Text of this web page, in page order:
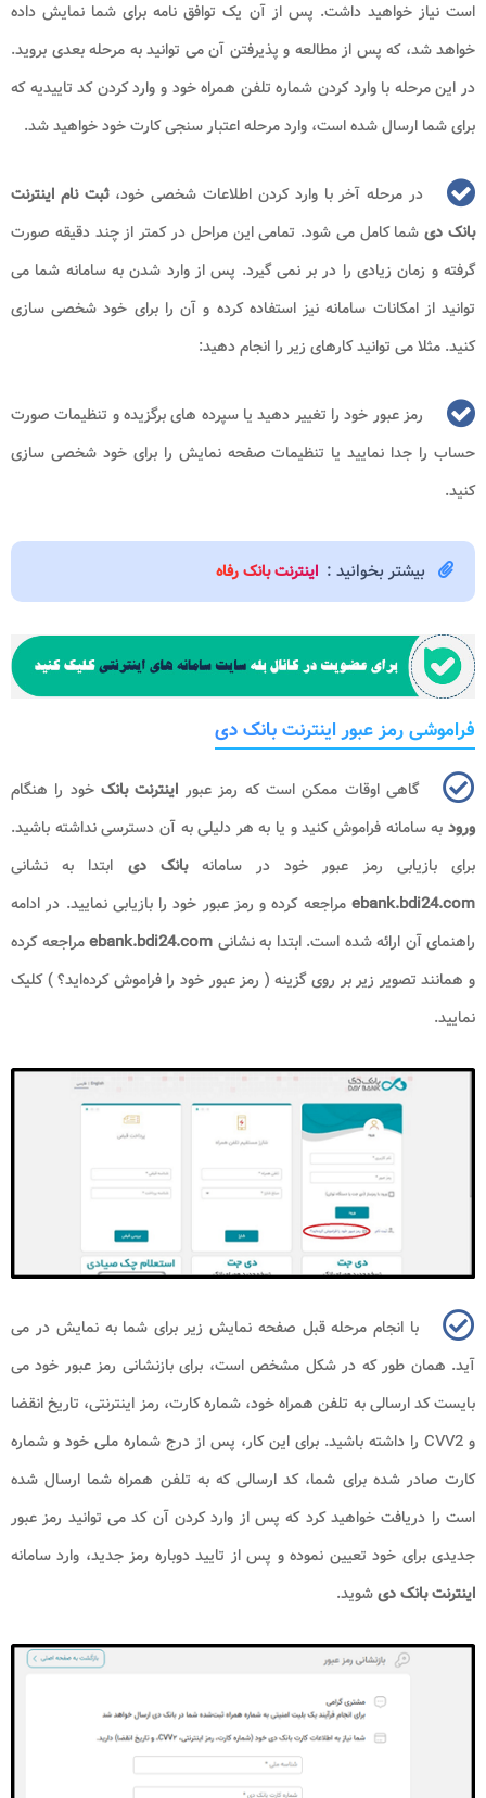
است نیاز خواهید داشت. پس از آن یک توافق نامه برای شما نمایش داده
خواهد شد، که پس از مطالعه و پذیرفتن آن می ‌توانید به مرحله‌ بعدی بروید.
در این مرحله با وارد کردن شماره تلفن همراه خود و وارد کردن کد تاییدیه که
برای شما ارسال شده است، وارد مرحله‌ اعتبار سنجی کارت خود خواهید شد.
در مرحله‌ آخر با وارد کردن اطلاعات شخصی خود،ثبت نام اینترنت
بانک دی شما کامل می‌ شود. تمامی این مراحل در کمتر از چند دقیقه صورت
گرفته و زمان زیادی را در بر نمی ‌گیرد. پس از وارد شدن به سامانه شما می
‌توانید از امکانات سامانه نیز استفاده کرده و آن را برای خود شخصی سازی
کنید. مثلا می توانید کارهای زیر را انجام دهید:
رمز عبور خود را تغییر دهید یا سپرده ‌های برگزیده و تنظیمات صورت
حساب را جدا نمایید یا تنظیمات صفحه نمایش را برای خود شخصی سازی
کنید.
بیشتر بخوانید : اینترنت بانک رفاه
فراموشی رمز عبور اینترنت بانک دی
گاهی اوقات ممکن است که رمز عبور اینترنت بانکخود را هنگام
ورود به سامانه فراموش ‌کنید و یا به هر دلیلی به آن دسترسی نداشته باشید.
برای بازیابی رمز عبور خود در سامانهبانک دی ابتدا به نشانی
ebank.bdi24.com مراجعه کرده و رمز عبور خود را بازیابی نمایید. در ادامه
راهنمای آن ارائه شده است. ابتدا به نشانی ebank.bdi24.com​ مراجعه کرده
و همانند تصویر زیر بر روی گزینه ( رمز عبور خود را فراموش کرده‌اید؟ ) کلیک
نمایید.
با انجام مرحله قبل صفحه نمایش زیر برای شما به نمایش در می‌
آید. همان طور که در شکل مشخص است، برای بازنشانی رمز عبور خود می
‌بایست کد ارسالی به تلفن همراه خود، شماره کارت، رمز اینترنتی، تاریخ انقضا
و CVV2 را داشته باشید. برای این کار، پس از درج شماره ملی خود و شماره
کارت صادر شده برای شما، کد ارسالی که به تلفن همراه شما ارسال شده
است را دریافت خواهید کرد که پس از وارد کردن آن کد می ‌توانید رمز عبور
جدیدی برای خود تعیین نموده و پس از تایید دوباره رمز جدید، وارد سامانه
اینترنت بانک دیشوید.